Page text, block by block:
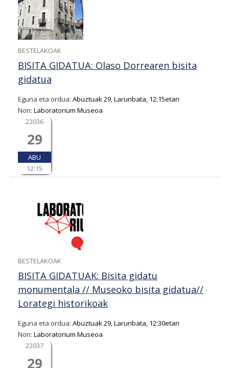
BESTELAKOAK
BISITA GIDATUA: Olaso Dorrearen bisita
gidatua
Eguna eta ordua: Abuztuak 29, Larunbata, 12:15etan
Non: Laboratorium Museoa
22036
29
ABU
12:15
BESTELAKOAK
BISITA GIDATUAK: Bisita gidatu
monumentala // Museoko bisita gidatua//
Lorategi historikoak
Eguna eta ordua: Abuztuak 29, Larunbata, 12:30etan
Non: Laboratorium Museoa
22037
29